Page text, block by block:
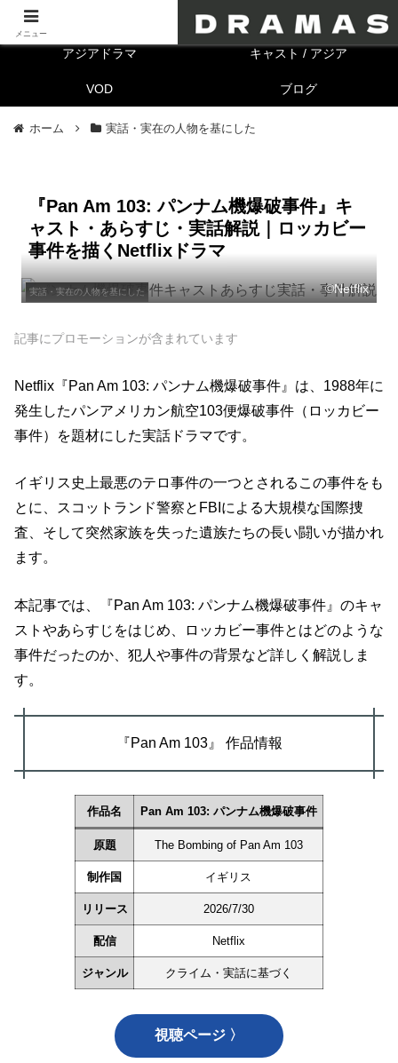
キャスト/海外
アジアドラマ キャスト / アジア
VOD ブログ
ホーム 実話・実在の人物を基にした
『Pan Am 103: パンナム機爆破事件』キ
ャスト・あらすじ・実話解説｜ロッカビー
事件を描くNetflixドラマ
実話・実在の人物を基にした ©Netflix
記事にプロモーションが含まれています
Netflix『Pan Am 103: パンナム機爆破事件』は、1988年に
発生したパンアメリカン航空103便爆破事件（ロッカビー
事件）を題材にした実話ドラマです。
イギリス史上最悪のテロ事件の一つとされるこの事件をも
とに、スコットランド警察とFBIによる大規模な国際捜
査、そして突然家族を失った遺族たちの長い闘いが描かれ
ます。
本記事では、『Pan Am 103: パンナム機爆破事件』のキャ
ストやあらすじをはじめ、ロッカビー事件とはどのような
事件だったのか、犯人や事件の背景など詳しく解説しま
す。
『Pan Am 103』 作品情報
作品名 Pan Am 103: パンナム機爆破事件
原題 The Bombing of Pan Am 103
制作国 イギリス
リリース 2026/7/30
配信 Netflix
ジャンル クライム・実話に基づく
視聴ページ 〉
メニュー